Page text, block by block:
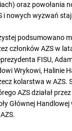
oraz powołania
i nowych wyzwań
podsumowano
członków AZS w
FISU,
Wrykowi, Halinie
kolarstwa w AZS.
AZS działał
Głównej